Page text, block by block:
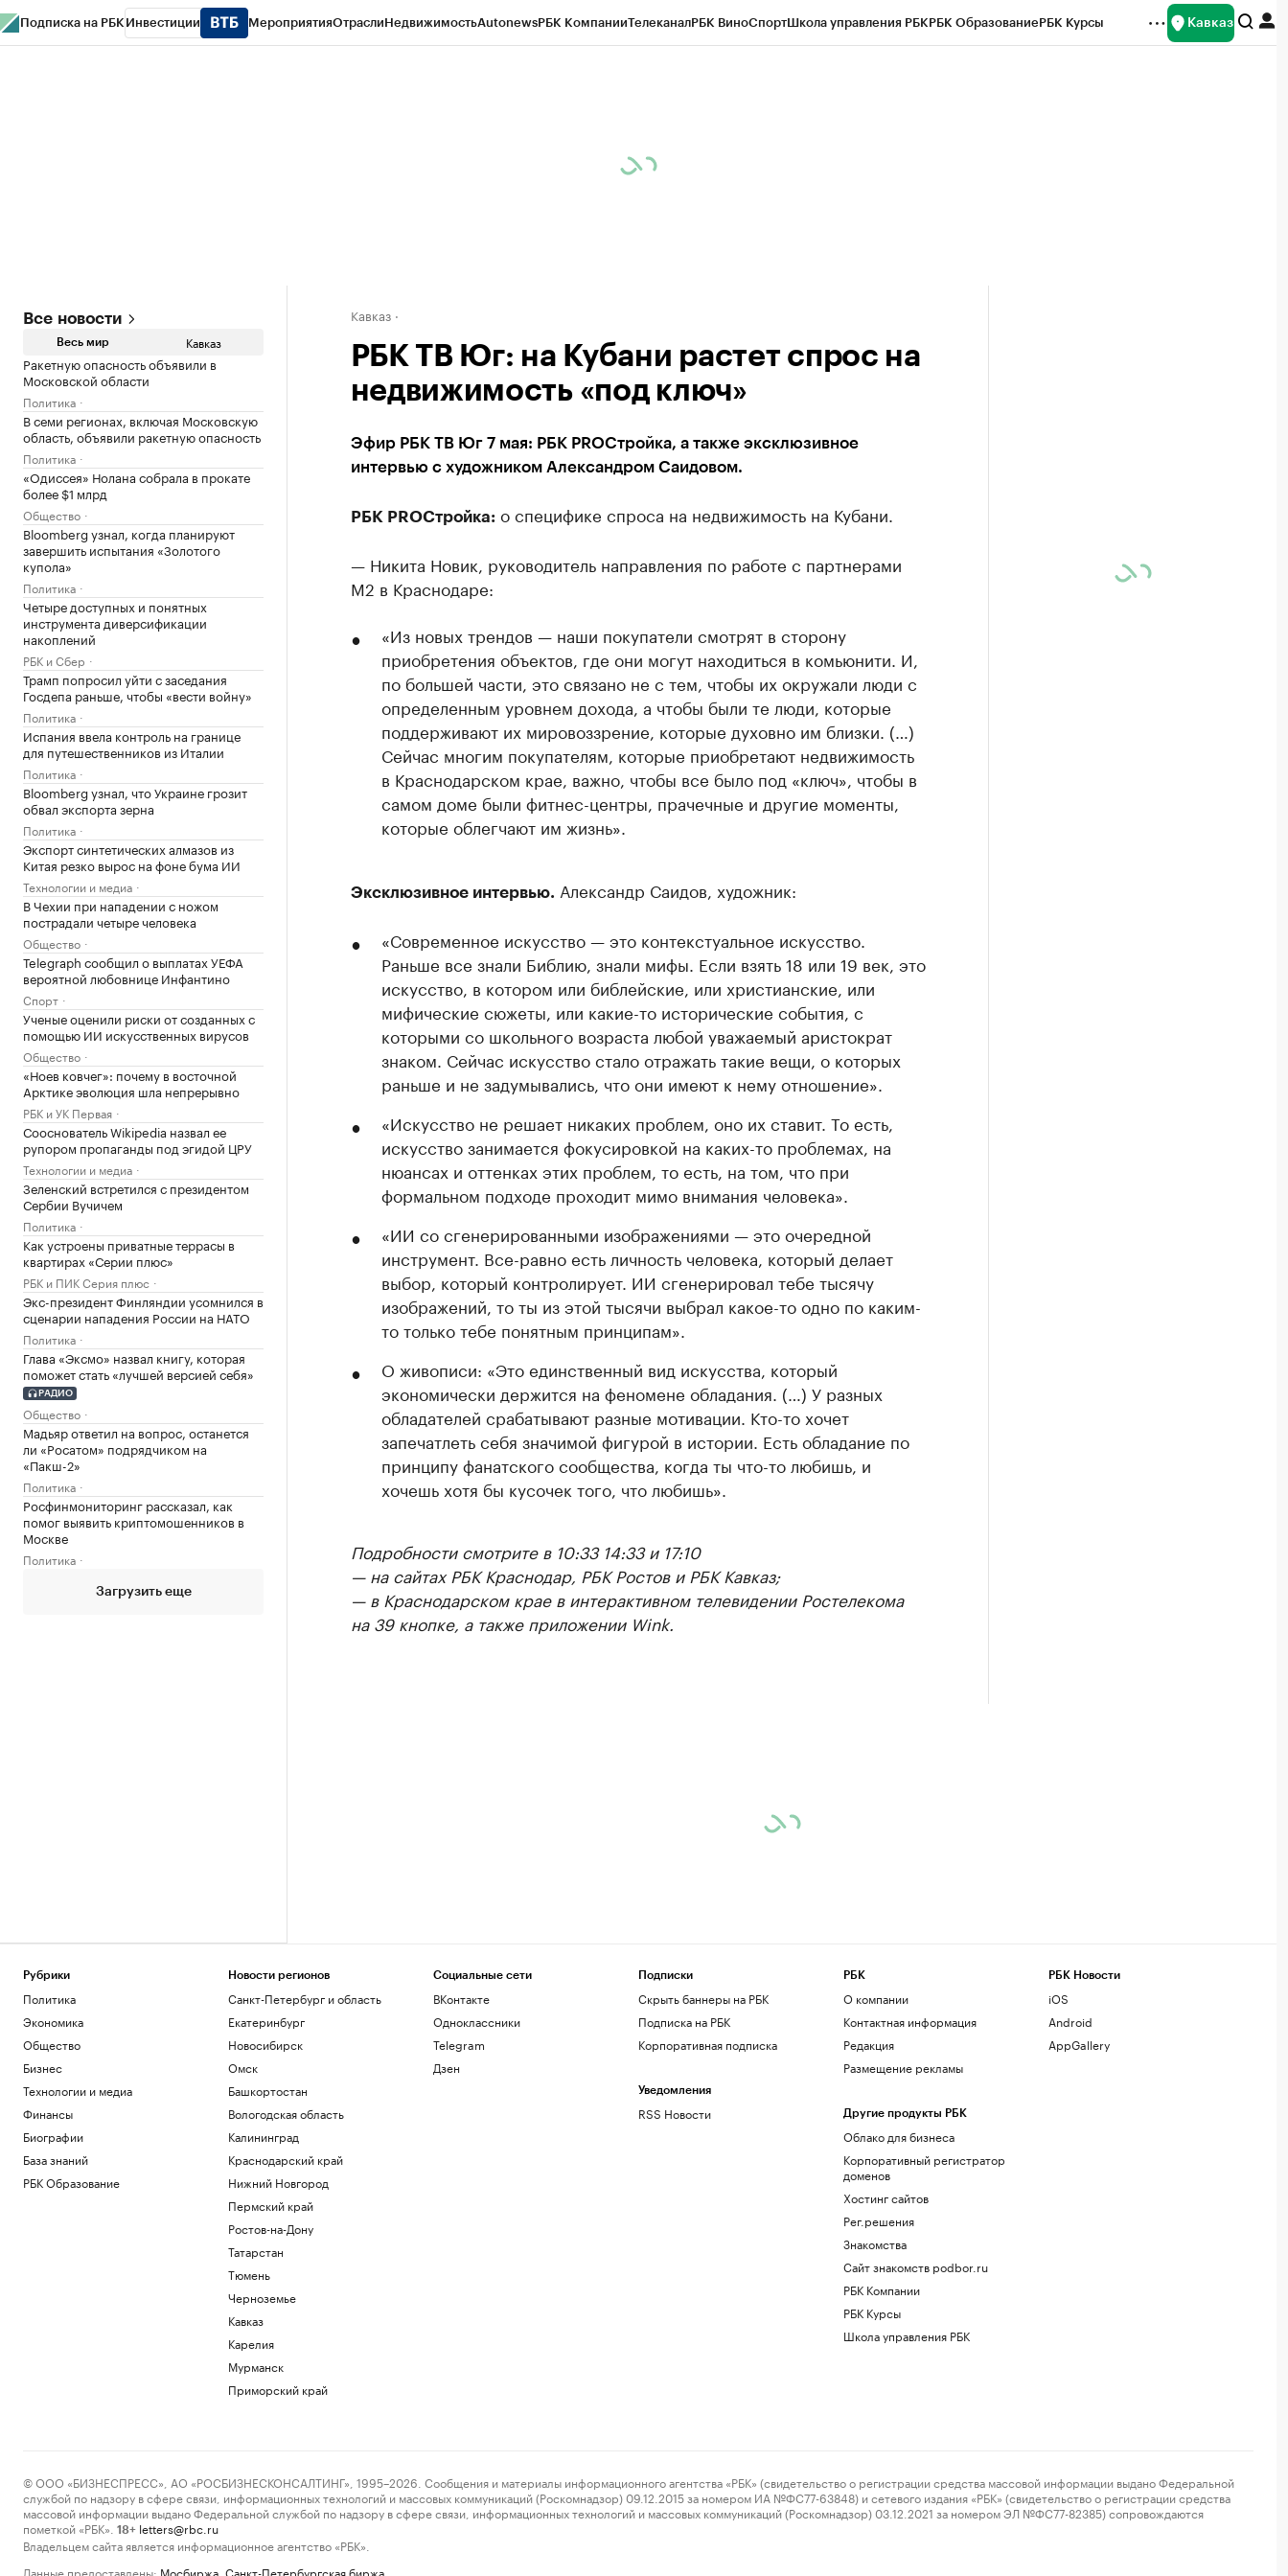
Подписка на РБК Инвестиции МероприятияОтраслиНедвижимостьAutonewsРБК КомпанииТелеканалРБК ВиноСпортШкола управления РБКРБК ОбразованиеРБК Курсы Кавказ
Все новости
Весь мир Кавказ
Ракетную опасность объявили в
Московской области
Политика
В семи регионах, включая Московскую
область, объявили ракетную опасность
Политика
«Одиссея» Нолана собрала в прокате
более $1 млрд
Общество
Bloomberg узнал, когда планируют
завершить испытания «Золотого
купола»
Политика
Четыре доступных и понятных
инструмента диверсификации
накоплений
РБК и Сбер
Трамп попросил уйти с заседания
Госдепа раньше, чтобы «вести войну»
Политика
Испания ввела контроль на границе
для путешественников из Италии
Политика
Bloomberg узнал, что Украине грозит
обвал экспорта зерна
Политика
Экспорт синтетических алмазов из
Китая резко вырос на фоне бума ИИ
Технологии и медиа
В Чехии при нападении с ножом
пострадали четыре человека
Общество
Telegraph сообщил о выплатах УЕФА
вероятной любовнице Инфантино
Спорт
Ученые оценили риски от созданных с
помощью ИИ искусственных вирусов
Общество
«Ноев ковчег»: почему в восточной
Арктике эволюция шла непрерывно
РБК и УК Первая
Сооснователь Wikipedia назвал ее
рупором пропаганды под эгидой ЦРУ
Технологии и медиа
Зеленский встретился с президентом
Сербии Вучичем
Политика
Как устроены приватные террасы в
квартирах «Серии плюс»
РБК и ПИК Серия плюс
Экс-президент Финляндии усомнился в
сценарии нападения России на НАТО
Политика
Глава «Эксмо» назвал книгу, которая
поможет стать «лучшей версией себя»
РАДИО
Общество
Мадьяр ответил на вопрос, останется
ли «Росатом» подрядчиком на
«Пакш-2»
Политика
Росфинмониторинг рассказал, как
помог выявить криптомошенников в
Москве
Политика
Загрузить еще
Кавказ
РБК ТВ Юг: на Кубани растет спрос на
недвижимость «под ключ»
Эфир РБК ТВ Юг 7 мая: РБК PROСтройка, а также эксклюзивное
интервью с художником Александром Саидовом.
РБК PROСтройка:о специфике спроса на недвижимость на Кубани.
— Никита Новик, руководитель направления по работе с партнерами
М2 в Краснодаре:
«Из новых трендов — наши покупатели смотрят в сторону
приобретения объектов, где они могут находиться в комьюнити. И,
по большей части, это связано не с тем, чтобы их окружали люди с
определенным уровнем дохода, а чтобы были те люди, которые
поддерживают их мировоззрение, которые духовно им близки. (…)
Сейчас многим покупателям, которые приобретают недвижимость
в Краснодарском крае, важно, чтобы все было под «ключ», чтобы в
самом доме были фитнес-центры, прачечные и другие моменты,
которые облегчают им жизнь».
Эксклюзивное интервью. Александр Саидов, художник:
«Современное искусство — это контекстуальное искусство.
Раньше все знали Библию, знали мифы. Если взять 18 или 19 век, это
искусство, в котором или библейские, или христианские, или
мифические сюжеты, или какие-то исторические события, с
которыми со школьного возраста любой уважаемый аристократ
знаком. Сейчас искусство стало отражать такие вещи, о которых
раньше и не задумывались, что они имеют к нему отношение».
«Искусство не решает никаких проблем, оно их ставит. То есть,
искусство занимается фокусировкой на каких-то проблемах, на
нюансах и оттенках этих проблем, то есть, на том, что при
формальном подходе проходит мимо внимания человека».
«ИИ со сгенерированными изображениями — это очередной
инструмент. Все-равно есть личность человека, который делает
выбор, который контролирует. ИИ сгенерировал тебе тысячу
изображений, то ты из этой тысячи выбрал какое-то одно по каким-
то только тебе понятным принципам».
О живописи: «Это единственный вид искусства, который
экономически держится на феномене обладания. (…) У разных
обладателей срабатывают разные мотивации. Кто-то хочет
запечатлеть себя значимой фигурой в истории. Есть обладание по
принципу фанатского сообщества, когда ты что-то любишь, и
хочешь хотя бы кусочек того, что любишь».
Подробности смотрите в 10:33 14:33 и 17:10
— на сайтах РБК Краснодар, РБК Ростов и РБК Кавказ;
— в Краснодарском крае в интерактивном телевидении Ростелекома
на 39 кнопке, а также приложении Wink.
Рубрики
Политика
Экономика
Общество
Бизнес
Технологии и медиа
Финансы
Биографии
База знаний
РБК Образование
Новости регионов
Санкт-Петербург и область
Екатеринбург
Новосибирск
Омск
Башкортостан
Вологодская область
Калининград
Краснодарский край
Нижний Новгород
Пермский край
Ростов-на-Дону
Татарстан
Тюмень
Черноземье
Кавказ
Карелия
Мурманск
Приморский край
Социальные сети
ВКонтакте
Одноклассники
Telegram
Дзен
Подписки
Скрыть баннеры на РБК
Подписка на РБК
Корпоративная подписка
Уведомления
RSS Новости
РБК
О компании
Контактная информация
Редакция
Размещение рекламы
Другие продукты РБК
Облако для бизнеса
Корпоративный регистратор
доменов
Хостинг сайтов
Рег.решения
Знакомства
Сайт знакомств podbor.ru
РБК Компании
РБК Курсы
Школа управления РБК
РБК Новости
iOS
Android
AppGallery
© ООО «БИЗНЕСПРЕСС», АО «РОСБИЗНЕСКОНСАЛТИНГ», 1995–2026. Сообщения и материалы информационного агентства «РБК» (свидетельство о регистрации средства массовой информации выдано Федеральной
службой по надзору в сфере связи, информационных технологий и массовых коммуникаций (Роскомнадзор) 09.12.2015 за номером ИА №ФС77-63848) и сетевого издания «РБК» (свидетельство о регистрации средства
массовой информации выдано Федеральной службой по надзору в сфере связи, информационных технологий и массовых коммуникаций (Роскомнадзор) 03.12.2021 за номером ЭЛ №ФС77-82385) сопровождаются
пометкой «РБК».
18+ letters@rbc.ru
Владельцем сайта является информационное агентство «РБК».
Данные предоставлены: Мосбиржа Санкт-Петербургская биржа